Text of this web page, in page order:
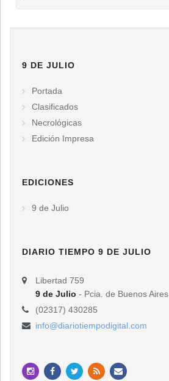
9 DE JULIO
Portada
Clasificados
Necrológicas
Edición Impresa
EDICIONES
9 de Julio
DIARIO TIEMPO 9 DE JULIO
Libertad 759
9 de Julio - Pcia. de Buenos Aires
(02317) 430285
info@diariotiempodigital.com